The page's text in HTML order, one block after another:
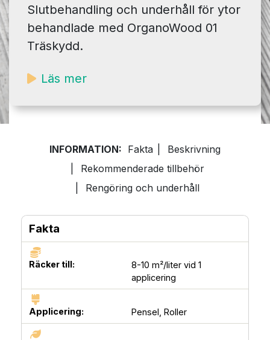
Slutbehandling och underhåll för ytor
behandlade med OrganoWood 01
Träskydd.
Läs mer
INFORMATION: Fakta
Beskrivning
Rekommenderade tillbehör
Rengöring och underhåll
Fakta
Räcker till:
8-10 m²/liter vid 1
applicering
Applicering: Pensel, Roller